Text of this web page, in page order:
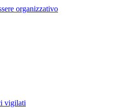
organizzativo
vigilati